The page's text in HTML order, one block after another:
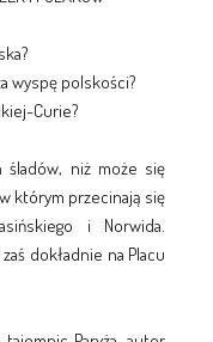
wyspę polskości?
Curie?
niż może się
którym przecinają się
i Norwida.
dokładnie na Placu